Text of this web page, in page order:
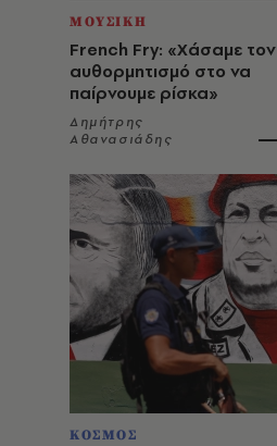
ΜΟΥΣΙΚΗ
French Fry: «Χάσαμε τον
αυθορμητισμό στο να
παίρνουμε ρίσκα»
Δημήτρης
Αθανασιάδης
ΚΟΣΜΟΣ